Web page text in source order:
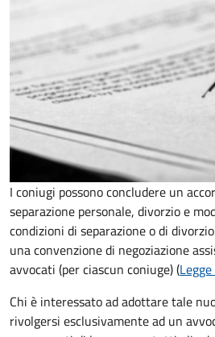
I coniugi possono concludere un
separazione personale, divorzio e
condizioni di separazione o di
una convenzione di negoziazione
avvocati (per ciascun coniuge) (
Chi è interessato ad adottare tale
rivolgersi esclusivamente ad un